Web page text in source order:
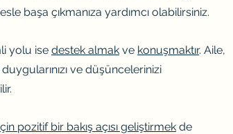
başa çıkmanıza yardımcı olabilirsiniz.
yolu ise destek almak ve konuşmaktır. Aile,
ve düşüncelerinizi
pozitif bir bakış açısı geliştirmek de